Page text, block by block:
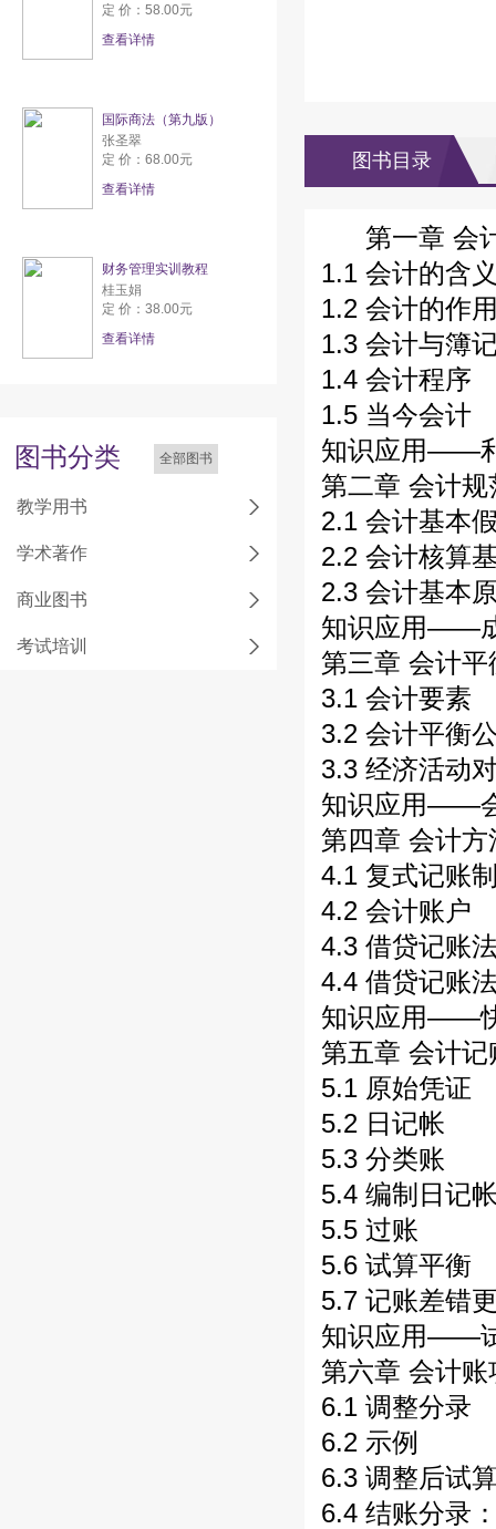
定 价：58.00元
查看详情
国际商法（第九版）
张圣翠
定 价：68.00元
查看详情
财务管理实训教程
桂玉娟
定 价：38.00元
查看详情
图书分类 全部图书
教学用书
学术著作
商业图书
考试培训
图书目录
第一章 会
1.1 会计的含
1.2 会计的作
1.3 会计与簿
1.4 会计程序
1.5 当今会计
知识应用——
第二章 会计
2.1 会计基本
2.2 会计核算
2.3 会计基本
知识应用——
第三章 会计
3.1 会计要素
3.2 会计平衡
3.3 经济活动
知识应用——
第四章 会计
4.1 复式记账
4.2 会计账户
4.3 借贷记账
4.4 借贷记账
知识应用——
第五章 会计
5.1 原始凭证
5.2 日记帐
5.3 分类账
5.4 编制日记
5.5 过账
5.6 试算平衡
5.7 记账差错
知识应用——
第六章 会计
6.1 调整分录
6.2 示例
6.3 调整后试
6.4 结账分录